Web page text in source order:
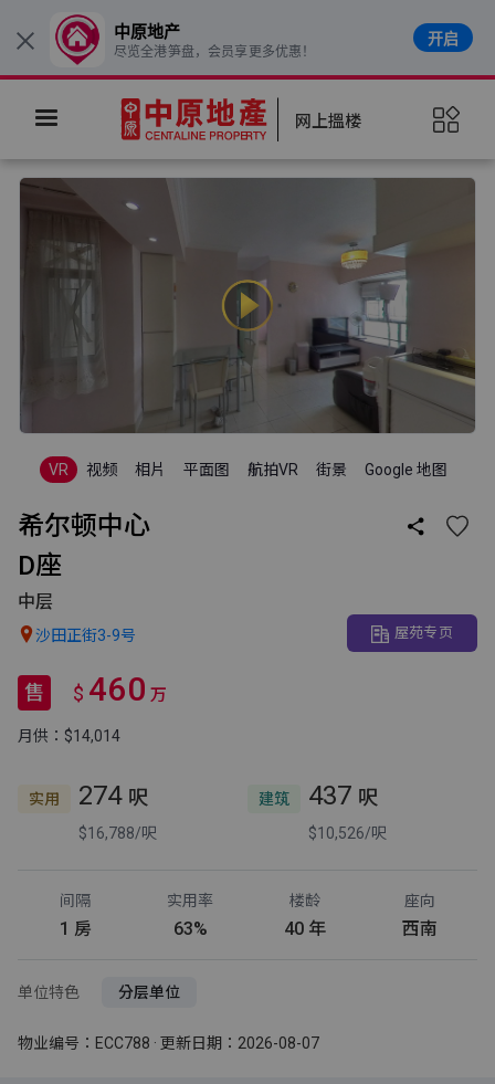
网上搵楼
VR 视频 相片 平面图 航拍VR 街景 Google 地图
希尔顿中心 
D座
中层
沙田正街3-9号 屋苑专页
售 $ 460 万
月供：$14,014
实用 274 呎
$16,788/呎
建筑 437 呎
$10,526/呎
间隔
1 房
实用率
63%
楼龄
40 年
座向
西南
单位特色 分层单位
物业编号：ECC788 · 更新日期：2026-08-07
× 中原地产
尽览全港笋盘，会员享更多优惠！
开启